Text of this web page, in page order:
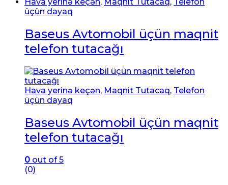
üçün dayaq
Baseus Avtomobil üçün maqnit
telefon tutacağı
Hava yerinə keçən, Maqnit Tutacaq, Telefon
üçün dayaq
Baseus Avtomobil üçün maqnit
telefon tutacağı
0 out of 5
(0)